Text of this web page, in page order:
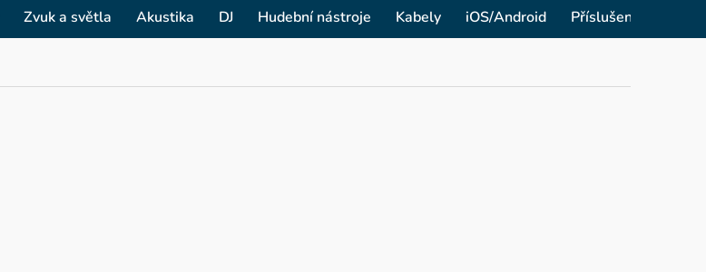
KOŠÍK
Zvuk a světla Akustika DJ Hudební nástroje Kabely iOS/Android Příslušenství